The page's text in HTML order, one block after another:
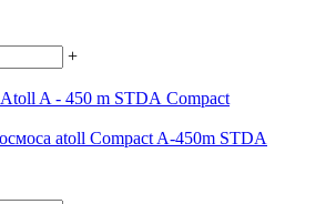
+
atoll Compact A-450m STDA